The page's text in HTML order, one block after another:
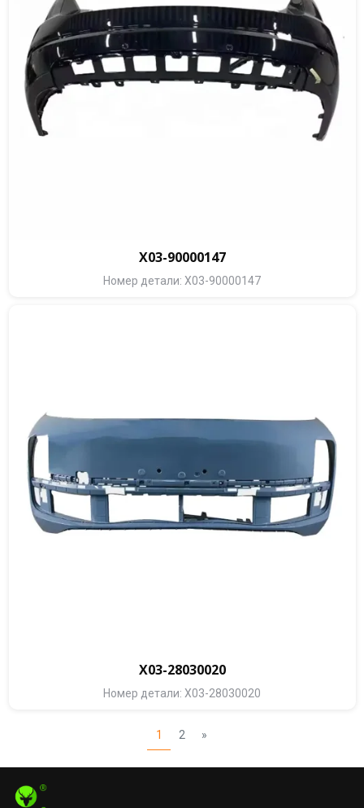
X03-90000147
Номер детали: X03-90000147
X03-28030020
Номер детали: X03-28030020
1 2 »